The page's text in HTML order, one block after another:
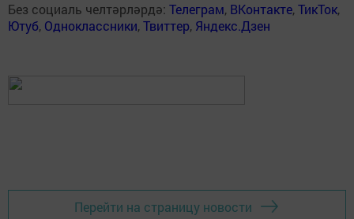
Без социаль челтәрләрдә: Телеграм, ВКонтакте,ТикТок,
Ютуб, Одноклассники,Твиттер, Яндекс.Дзен
Перейти на страницу новости